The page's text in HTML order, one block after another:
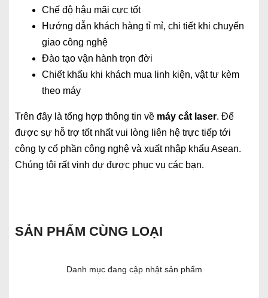
Chế độ hậu mãi cực tốt
Hướng dẫn khách hàng tỉ mỉ, chi tiết khi chuyển
giao công nghệ
Đào tạo vận hành trọn đời
Chiết khấu khi khách mua linh kiện, vật tư kèm
theo máy
Trên đây là tổng hợp thông tin về máy cắt laser. Để
được sự hỗ trợ tốt nhất vui lòng liên hệ trực tiếp tới
công ty cổ phần công nghệ và xuất nhập khẩu Asean.
Chúng tôi rất vinh dự được phục vụ các bạn.
SẢN PHẨM CÙNG LOẠI
Danh mục đang cập nhật sản phẩm